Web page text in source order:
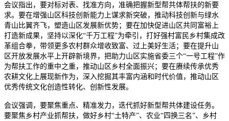
会议指出，要对标对表、找准方向，准确把握新型帮共体帮扶的新要
求。要在增强山区科技创新能力上谋求新突破，推动科技创新与绿水
青山比翼齐飞，塑造山区发展新优势；要在加快促进山区共同富裕上
打造新成果，坚持以深化“千万工程”为牵引，打好强村富民乡村集成改
革组合拳，带领更多农村群众增收致富、过上美好生活；要在提升山
区开放发展水平上开辟新境界，把助力山区实施省委三个“一号工程”作
为帮扶工作的重中之重，推动山区乡村全面振兴；要在赓续传承优秀
农耕文化上展现新作为，深入挖掘其丰富内涵和时代价值，推动山区
优秀传统文化创造性转化、创新性发展。
会议强调，要聚焦重点、精准发力，迭代抓好新型帮共体建设任务。
要聚焦乡村产业抓帮扶，做好乡村“土特产”、农业“四换三名”、乡村